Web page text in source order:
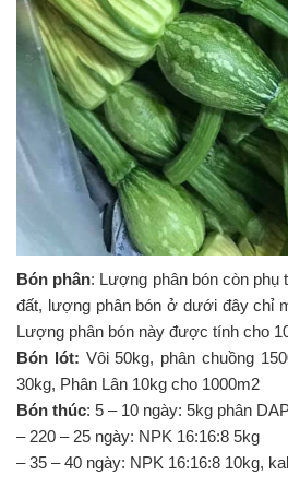
Bón phân: Lượng phân bón còn
đất, lượng phân bón ở dưới đây chỉ
Lượng phân bón này được tính cho
Bón lót: Vôi 50kg, phân chuồng
30kg, Phân Lân 10kg cho 1000m2
Bón thúc: 5 – 10 ngày: 5kg phân
– 220 – 25 ngày: NPK 16:16:8 5kg
– 35 – 40 ngày: NPK 16:16:8 10kg,